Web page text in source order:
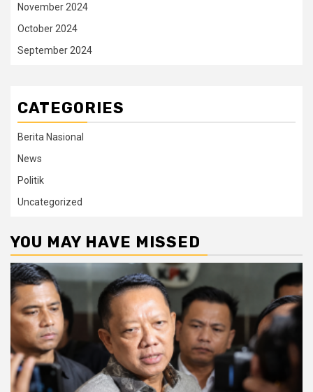
November 2024
October 2024
September 2024
CATEGORIES
Berita Nasional
News
Politik
Uncategorized
YOU MAY HAVE MISSED